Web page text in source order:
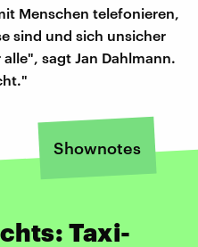
Menschen telefonieren,
sind und sich unsicher
sagt Jan Dahlmann.
Shownotes
Taxi-